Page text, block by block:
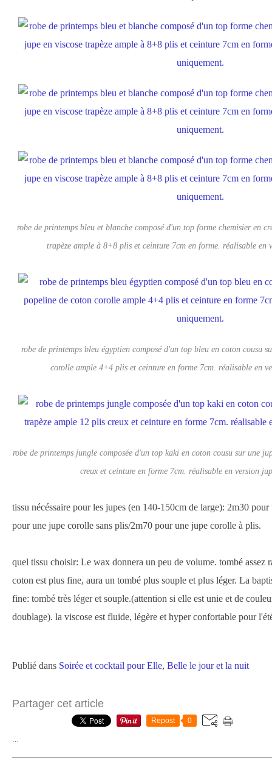
robe de printemps bleu et blanche composé d'un top forme chemisier en
trapèze ample à 8+8 plis et ceinture 7cm en forme. réalisable en
robe de printemps bleu égyptien composé d'un top bleu en coton cousu
corolle ample 4+4 plis et ceinture en forme 7cm. réalisable en
robe de printemps jungle composée d'un top kaki en coton cousu sur une
creux et ceinture en forme 7cm. réalisable en version
tissu nécéssaire pour les jupes (en 140-150cm de large): 2m30
pour une jupe corolle sans plis/2m70 pour une jupe corolle à plis.
quel tissu choisir: Le wax donnera un peu de volume. tombé assez
coton est plus fine, aura un tombé plus souple et plus léger. La
fine: tombé très léger et souple.(attention si elle est unie et de
doublage). la viscose est fluide, légère et hyper confortable pour
Publié dans Soirée et cocktail pour Elle, Belle le jour et la nuit
Partager cet article
Repost 0